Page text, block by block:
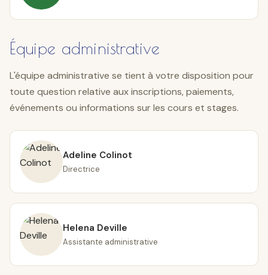
Équipe administrative
L'équipe administrative se tient à votre disposition pour
toute question relative aux inscriptions, paiements,
événements ou informations sur les cours et stages.
Adeline Colinot
Directrice
Helena Deville
Assistante administrative